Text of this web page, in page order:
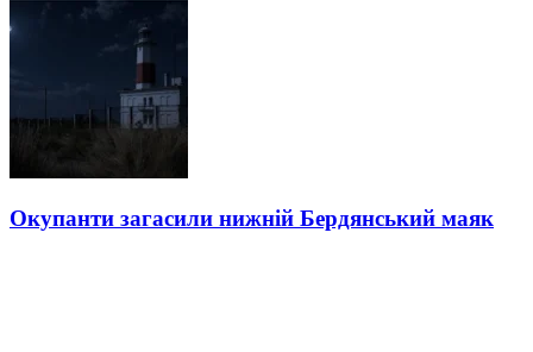
Окупанти загасили нижній Бердянський маяк